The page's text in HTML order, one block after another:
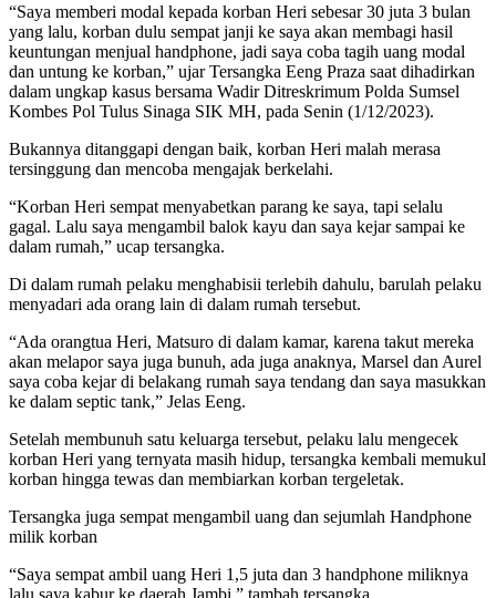
“Saya memberi modal kepada korban Heri sebesar 30 juta 3 bulan
yang lalu, korban dulu sempat janji ke saya akan membagi hasil
keuntungan menjual handphone, jadi saya coba tagih uang modal
dan untung ke korban,” ujar Tersangka Eeng Praza saat dihadirkan
dalam ungkap kasus bersama Wadir Ditreskrimum Polda Sumsel
Kombes Pol Tulus Sinaga SIK MH, pada Senin (1/12/2023).
Bukannya ditanggapi dengan baik, korban Heri malah merasa
tersinggung dan mencoba mengajak berkelahi.
“Korban Heri sempat menyabetkan parang ke saya, tapi selalu
gagal. Lalu saya mengambil balok kayu dan saya kejar sampai ke
dalam rumah,” ucap tersangka.
Di dalam rumah pelaku menghabisii terlebih dahulu, barulah pelaku
menyadari ada orang lain di dalam rumah tersebut.
“Ada orangtua Heri, Matsuro di dalam kamar, karena takut mereka
akan melapor saya juga bunuh, ada juga anaknya, Marsel dan Aurel
saya coba kejar di belakang rumah saya tendang dan saya masukkan
ke dalam septic tank,” Jelas Eeng.
Setelah membunuh satu keluarga tersebut, pelaku lalu mengecek
korban Heri yang ternyata masih hidup, tersangka kembali memukul
korban hingga tewas dan membiarkan korban tergeletak.
Tersangka juga sempat mengambil uang dan sejumlah Handphone
milik korban
“Saya sempat ambil uang Heri 1,5 juta dan 3 handphone miliknya
lalu saya kabur ke daerah Jambi,” tambah tersangka.